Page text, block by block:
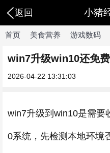
返回 小猪
首页 美食营养 游戏数码
win7升级win10还免
2026-04-22 13:31:03
win7升级到win10是需要
0系统，先检测本地环境